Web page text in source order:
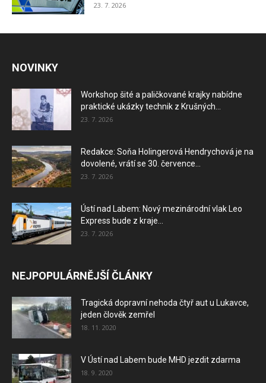
23. 7. 2026
NOVINKY
Workshop šité a paličkované krajky nabídne
praktické ukázky technik z Krušných...
23. 7. 2026
Redakce: Soňa Holingerová Hendrychová je na
dovolené, vrátí se 30. července...
23. 7. 2026
Ústí nad Labem: Nový mezinárodní vlak Leo
Express bude z kraje...
23. 7. 2026
NEJPOPULÁRNĚJŠÍ ČLÁNKY
Tragická dopravní nehoda čtyř aut u Lukavce,
jeden člověk zemřel
18. 11. 2020
V Ústí nad Labem bude MHD jezdit zdarma
18. 9. 2020